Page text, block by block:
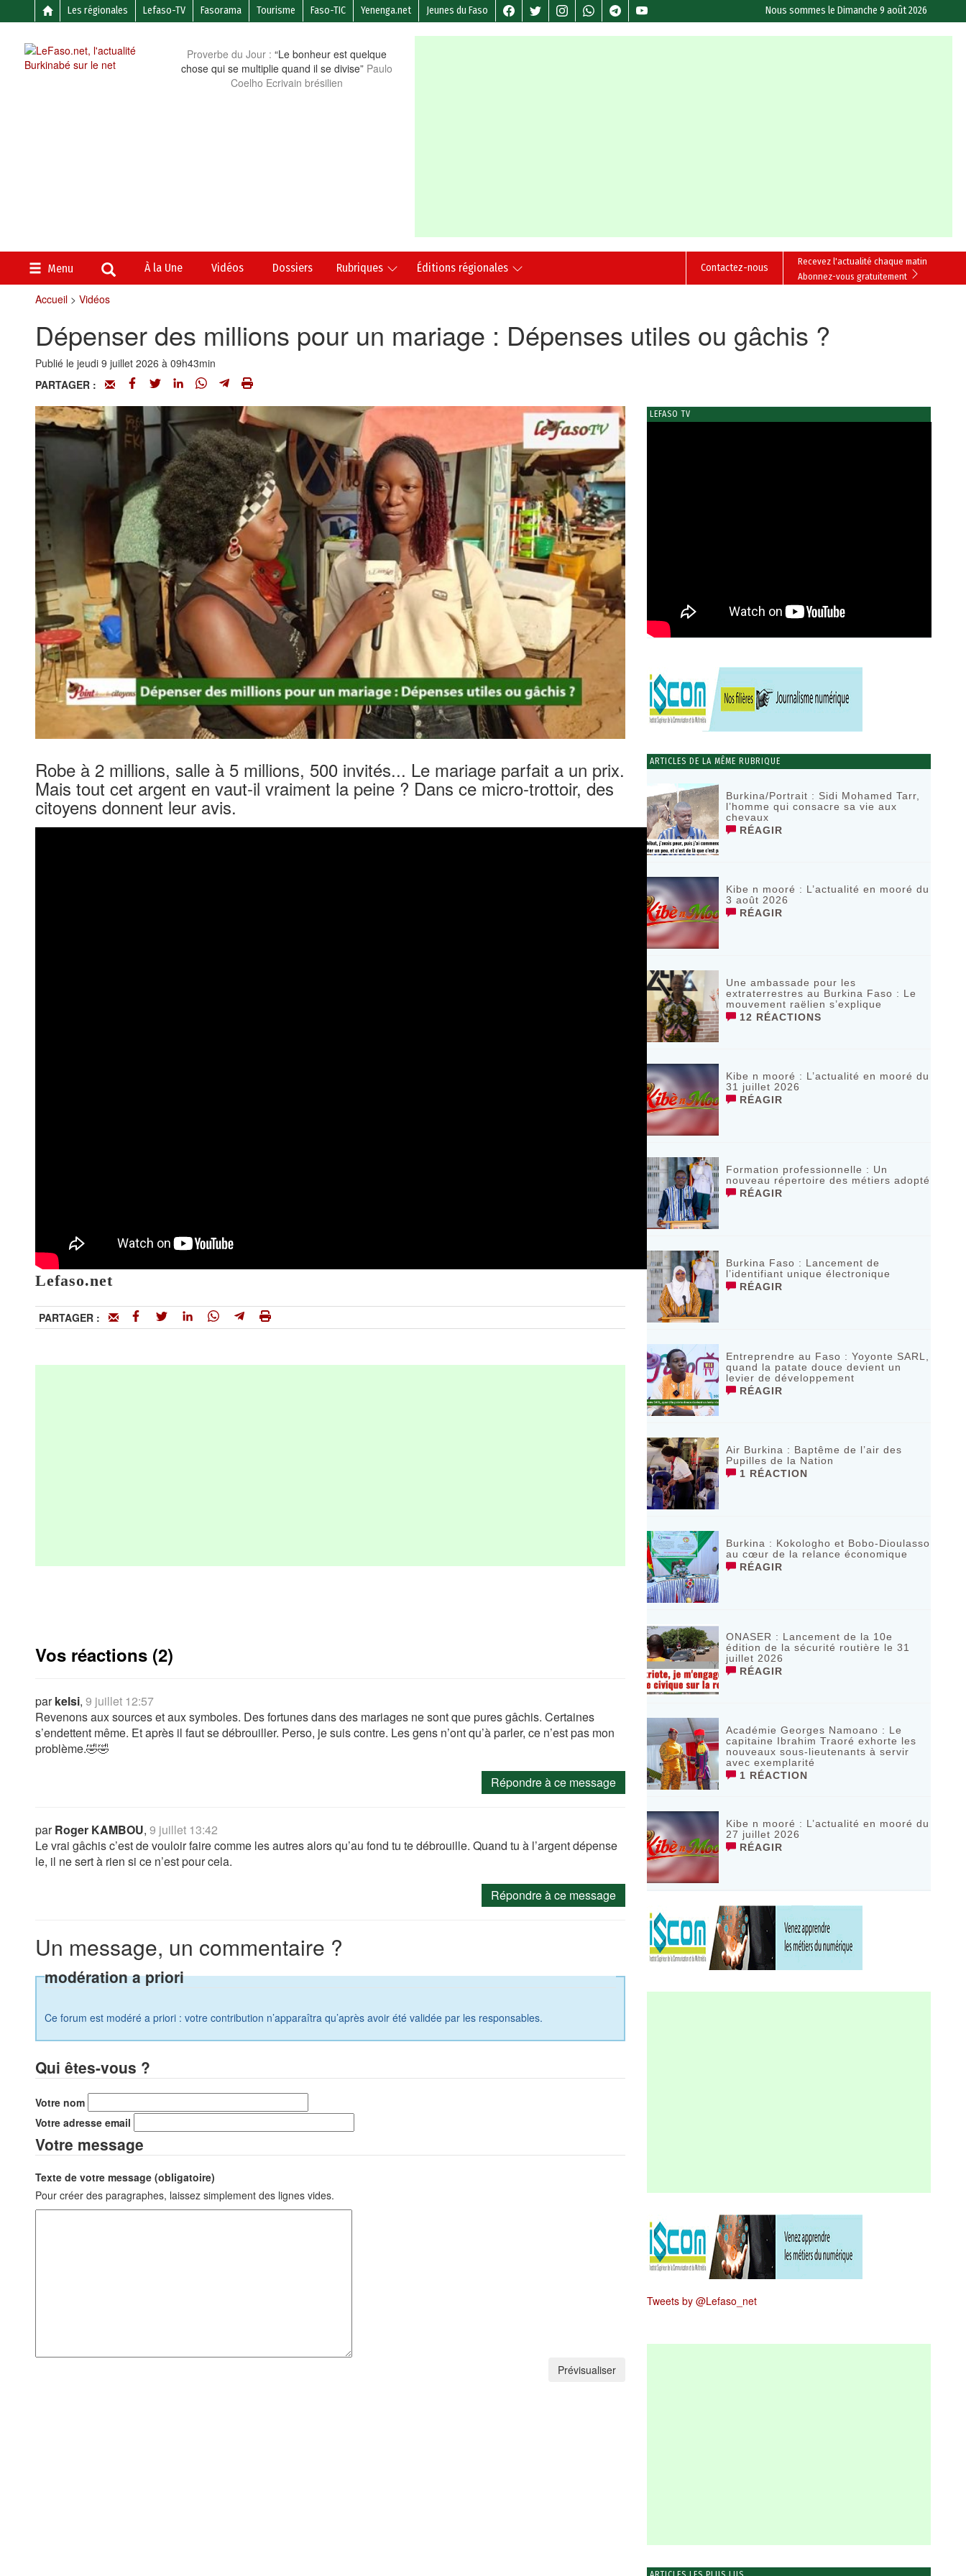
Les régionales Lefaso-TV Fasorama Tourisme Faso-TIC Yenenga.net Jeunes du Faso Nous sommes leDimanche 9 août 2026
Proverbe du Jour : “Le bonheur est quelque
chose qui se multiplie quand il se divise” Paulo
Coelho Ecrivain brésilien
Menu À la Une Vidéos Dossiers Rubriques Éditions régionales
Recevez l'actualité chaque matin
Abonnez-vous gratuitement
Contactez-nous
Accueil> Vidéos
Dépenser des millions pour un mariage : Dépenses utiles ou gâchis ?
Publié le jeudi 9 juillet 2026 à 09h43min
PARTAGER :
Robe à 2 millions, salle à 5 millions, 500 invités... Le mariage parfait a un prix.
Mais tout cet argent en vaut-il vraiment la peine ? Dans ce micro-trottoir, des
citoyens donnent leur avis.
Lefaso.net
PARTAGER :
Vos réactions (2)
parkelsi, 9 juillet 12:57
Revenons aux sources et aux symboles. Des fortunes dans des mariages ne sont que pures gâchis. Certaines
s’endettent même. Et après il faut se débrouiller. Perso, je suis contre. Les gens n’ont qu’à parler, ce n’est pas mon
problème.🤣🤣
Répondre à ce message
parRoger KAMBOU, 9 juillet 13:42
Le vrai gâchis c’est de vouloir faire comme les autres alors qu’au fond tu te débrouille. Quand tu à l’argent dépense
le, il ne sert à rien si ce n’est pour cela.
Répondre à ce message
Un message, un commentaire ?
modération a priori
Ce forum est modéré a priori : votre contribution n’apparaîtra qu’après avoir été validée par les responsables.
Qui êtes-vous ?
Votre nom
Votre adresse email
Votre message
Texte de votre message (obligatoire)
Pour créer des paragraphes, laissez simplement des lignes vides.
LEFASO TV
ARTICLES DE LA MÊME RUBRIQUE
Burkina/Portrait : Sidi Mohamed Tarr,
l’homme qui consacre sa vie aux
chevaux
RÉAGIR
Kibe n mooré : L’actualité en mooré du
3 août 2026
RÉAGIR
Une ambassade pour les
extraterrestres au Burkina Faso : Le
mouvement raëlien s’explique
12 RÉACTIONS
Kibe n mooré : L’actualité en mooré du
31 juillet 2026
RÉAGIR
Formation professionnelle : Un
nouveau répertoire des métiers adopté
RÉAGIR
Burkina Faso : Lancement de
l’identifiant unique électronique
RÉAGIR
Entreprendre au Faso : Yoyonte SARL,
quand la patate douce devient un
levier de développement
RÉAGIR
Air Burkina : Baptême de l’air des
Pupilles de la Nation
1 RÉACTION
Burkina : Kokologho et Bobo-Dioulasso
au cœur de la relance économique
RÉAGIR
ONASER : Lancement de la 10e
édition de la sécurité routière le 31
juillet 2026
RÉAGIR
Académie Georges Namoano : Le
capitaine Ibrahim Traoré exhorte les
nouveaux sous-lieutenants à servir
avec exemplarité
1 RÉACTION
Kibe n mooré : L’actualité en mooré du
27 juillet 2026
RÉAGIR
Tweets by @Lefaso_net